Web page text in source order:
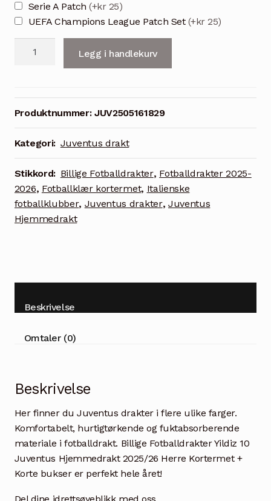
Serie A Patch(+kr 25)
UEFA Champions League Patch Set (+kr 25)
shorts
Legg i handlekurv
Produktnummer: JUV2505161829
Kategori: Juventus drakt
Stikkord: Billige Fotballdrakter, Fotballdrakter 2025-
2026, Fotballklær kortermet, Italienske
fotballklubber, Juventus drakter, Juventus
Hjemmedrakt
Beskrivelse
Omtaler (0)
Beskrivelse
Her finner du Juventus drakter i flere ulike farger.
Komfortabelt, hurtigtørkende og fuktabsorberende
materiale i fotballdrakt. Billige Fotballdrakter Yildiz 10
Juventus Hjemmedrakt 2025/26 Herre Kortermet +
Korte bukser er perfekt hele året!